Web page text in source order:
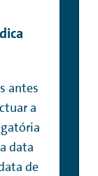
antes
a
data
de